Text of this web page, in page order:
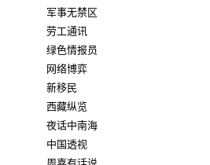
军事无禁区
劳工通讯
绿色情报员
网络博弈
新移民
西藏纵览
夜话中南海
中国透视